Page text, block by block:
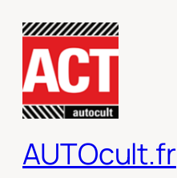
contenu
AUTOcult.fr